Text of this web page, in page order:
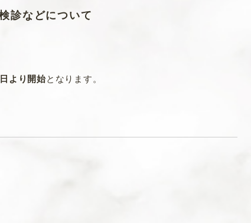
診などについて
より開始となります。